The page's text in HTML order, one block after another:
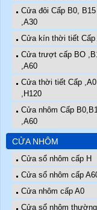
Cửa đôi Cấp B0,
,A30
Cửa kín thời tiết Cấp
Cửa trượt cấp BO
,A60
Cửa thời tiết Cấp
,H120
Cửa nhôm Cấp
,A60
CỬA NHÔM
Cửa sổ nhôm cấp H
Cửa sổ nhôm cấp
Cửa nhôm cấp A0
Cửa sổ nhôm thường